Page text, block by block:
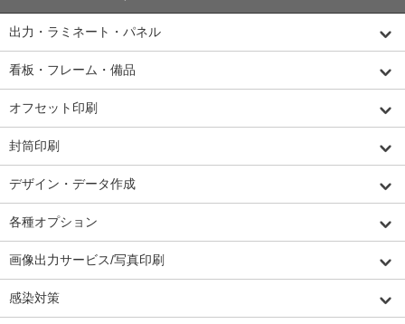
出力・ラミネート・パネル
看板・フレーム・備品
オフセット印刷
封筒印刷
デザイン・データ作成
各種オプション
画像出力サービス/写真印刷
感染対策